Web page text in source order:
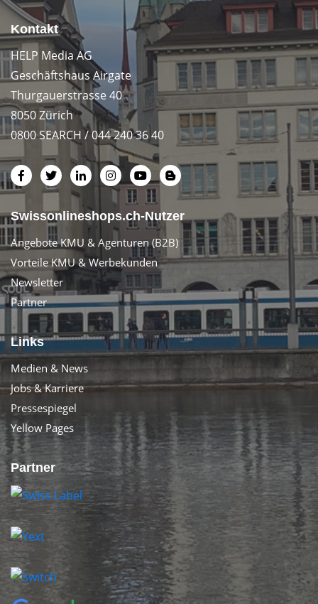
Kontakt
HELP Media AG
Geschäftshaus Airgate
Thurgauerstrasse 40
8050 Zürich
0800 SEARCH / 044 240 36 40
Swissonlineshops.ch-Nutzer
Angebote KMU & Agenturen (B2B)
Vorteile KMU & Werbekunden
Newsletter
Partner
Links
Medien & News
Jobs & Karriere
Pressespiegel
Yellow Pages
Partner